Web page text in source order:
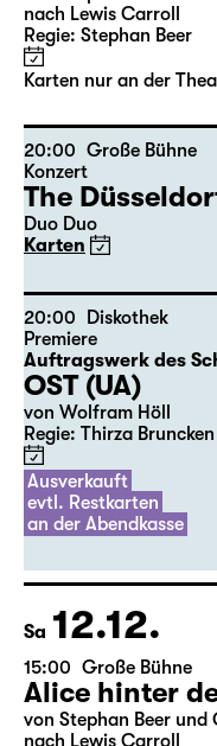
10:00 Große Bühne
mit Audiodeskription
Alice hinter
von Stephan Beer und
Regie: Stephan Beer
Karten nur an der
20:00
Große Bühne
The
Duo Duo
Karten
20:00 Diskothek
Premiere
Auftragswerk des
OST (UA)
von Wolfram Höll
Regie: Thirza Bruncken
Ausverkauft
evtl. Restkarten
an der Abendkasse
Sa 12.12.